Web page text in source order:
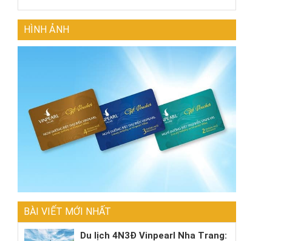
HÌNH ẢNH
BÀI VIẾT MỚI NHẤT
Du lịch 4N3Đ Vinpearl Nha Trang: